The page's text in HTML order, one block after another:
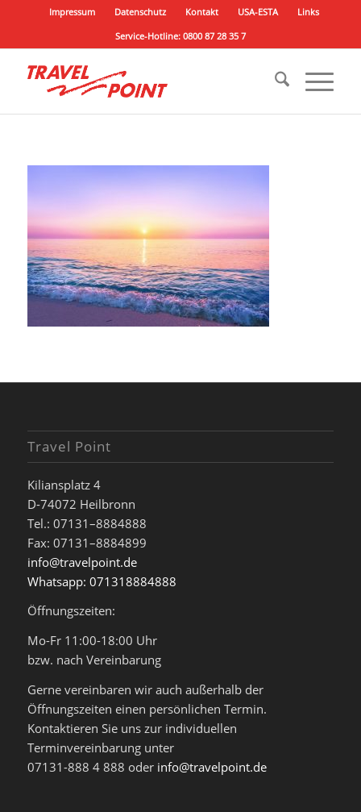
Impressum Datenschutz Kontakt USA-ESTA
Links
Service-Hotline: 0800 87 28 35 7
Travel Point
Kiliansplatz 4
D-74072 Heilbronn
Tel.: 07131–8884888
Fax: 07131–8884899
info@travelpoint.de
Whatsapp: 071318884888
Öffnungszeiten:
Mo-Fr 11:00-18:00 Uhr
bzw. nach Vereinbarung
Gerne vereinbaren wir auch außerhalb der
Öffnungszeiten einen persönlichen Termin.
Kontaktieren Sie uns zur individuellen
Terminvereinbarung unter
07131-888 4 888 oder info@travelpoint.de